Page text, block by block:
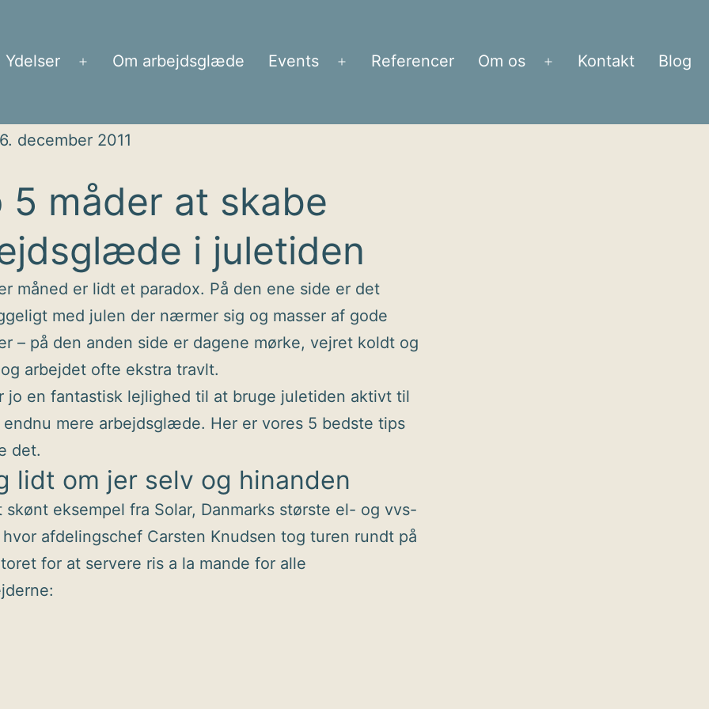
Ydelser Om arbejdsglæde Events Referencer Om os Kontakt Blog
6. december 2011
5 måder at skabe
i juletiden
måned er lidt et paradox. På den ene side er det
med julen der nærmer sig og masser af gode
– på den anden side er dagene mørke, vejret koldt og
arbejdet ofte ekstra travlt.
jo en fantastisk lejlighed til at bruge juletiden aktivt til
endnu mere arbejdsglæde. Her er vores 5 bedste tips
det.
lidt om jer selv og hinanden
skønt eksempel fra Solar, Danmarks største el- og vvs-
afdelingschef Carsten Knudsen tog turen rundt på
for at servere ris a la mande for alle